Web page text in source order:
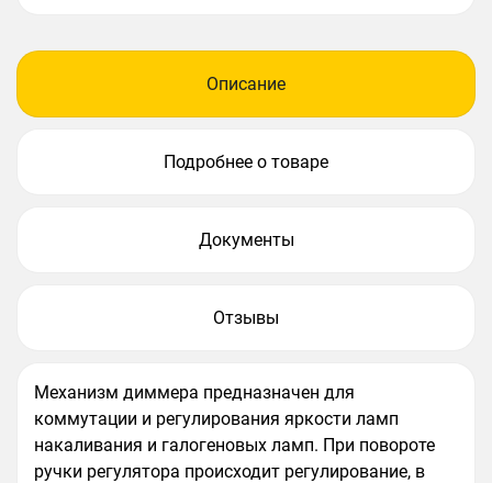
Описание
Подробнее о товаре
Документы
Отзывы
Механизм диммера предназначен для
коммутации и регулирования яркости ламп
накаливания и галогеновых ламп. При повороте
ручки регулятора происходит регулирование, в